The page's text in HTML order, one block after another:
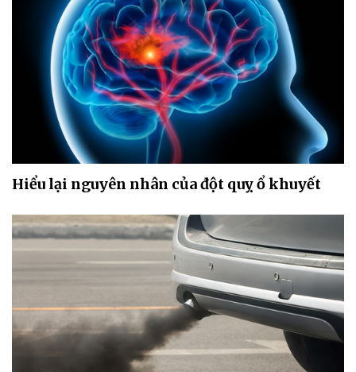
Hiểu lại nguyên nhân của đột quỵ ổ khuyết